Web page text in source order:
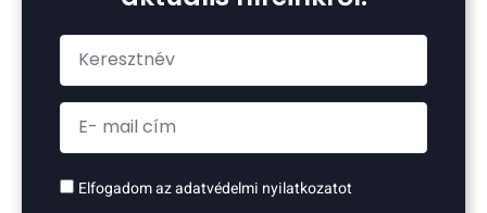
Elfogadom az adatvédelmi nyilatkozatot